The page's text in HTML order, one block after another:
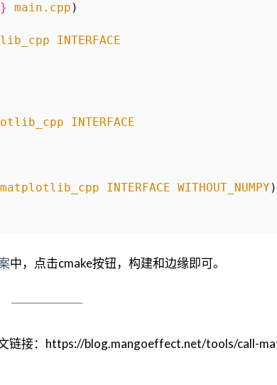
} main.cpp )
INTERFACE
INTERFACE
matplotlib_cpp INTERFACE WITHOUT_NUMPY)
中，点击cmake按钮，构建和边缘即可。
链接：https://blog.mangoeffect.net/tools/call-